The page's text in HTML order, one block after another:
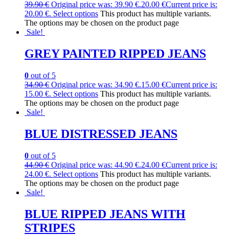
39.90€ Original price was: 39.90 €.20.00 €Current price is:
20.00 €. Select options This product has multiple variants.
The options may be chosen on the product page
Sale!
GREY PAINTED RIPPED JEANS
0 out of 5
34.90€ Original price was: 34.90 €.15.00 €Current price is:
15.00 €. Select options This product has multiple variants.
The options may be chosen on the product page
Sale!
BLUE DISTRESSED JEANS
0 out of 5
44.90€ Original price was: 44.90 €.24.00 €Current price is:
24.00 €. Select options This product has multiple variants.
The options may be chosen on the product page
Sale!
BLUE RIPPED JEANS WITH
STRIPES